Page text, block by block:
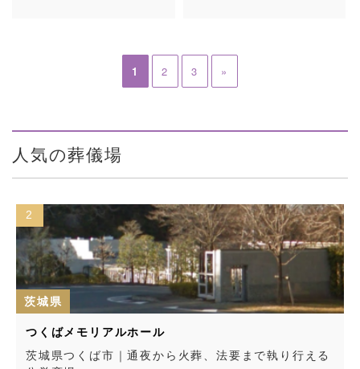
1 2 3 »
人気の葬儀場
行える
茨城県
かみす聖苑
茨城県神栖市｜海に面した神栖市の公営斎場…